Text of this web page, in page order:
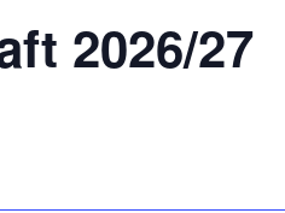
2026/27